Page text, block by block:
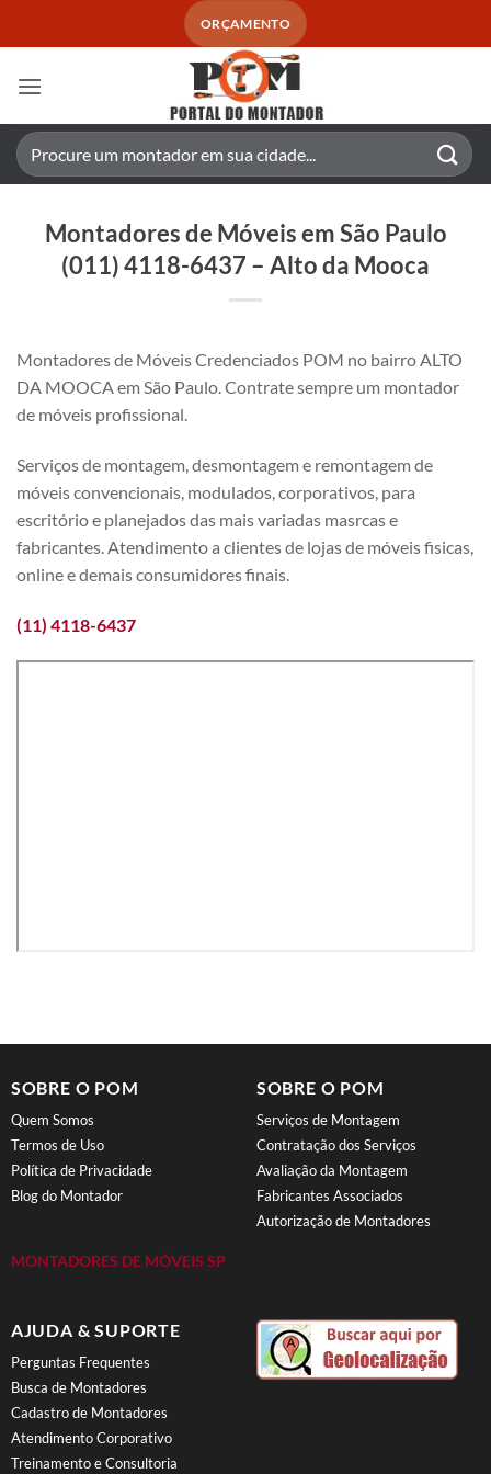
ORÇAMENTO
Pesquisar
por:
Montadores de Móveis em São Paulo
(011) 4118-6437 – Alto da Mooca
Montadores de Móveis Credenciados POM no bairro ALTO
DA MOOCA em São Paulo. Contrate sempre um montador
de móveis profissional.
Serviços de montagem, desmontagem e remontagem de
móveis convencionais, modulados, corporativos, para
escritório e planejados das mais variadas masrcas e
fabricantes. Atendimento a clientes de lojas de móveis fisicas,
online e demais consumidores finais.
(11) 4118-6437
SOBRE O POM
Quem Somos
Termos de Uso
Política de Privacidade
Blog do Montador
MONTADORES DE MÓVEIS SP
SOBRE O POM
Serviços de Montagem
Contratação dos Serviços
Avaliação da Montagem
Fabricantes Associados
Autorização de Montadores
AJUDA & SUPORTE
Perguntas Frequentes
Busca de Montadores
Cadastro de Montadores
Atendimento Corporativo
Treinamento e Consultoria